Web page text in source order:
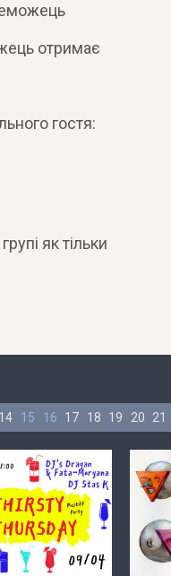
отримає
гостя:
як тільки
14 15 16 17 18 19 20 21